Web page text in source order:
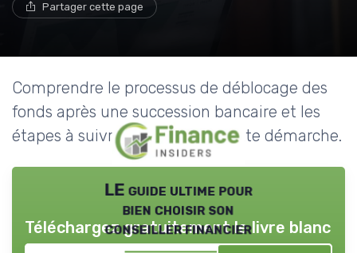
Partager cette page
Comprendre le processus de déblocage des
fonds après une succession bancaire et les
étapes à suivre pour faciliter cette démarche.
LE guide ultime pour
bien choisir son
conseiller financier
Téléchargez gratuitement le livre blanc